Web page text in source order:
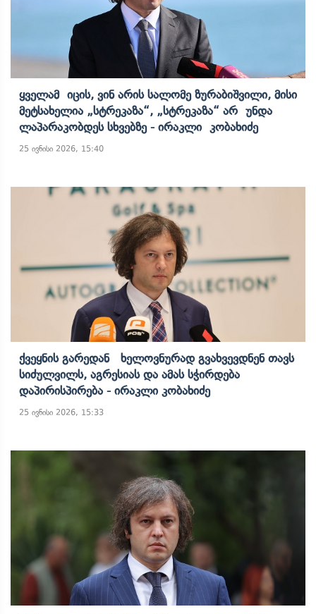
Ყველამ Იცის, Ვინ Არის Სალომე Ზურაბიშვილი, Მისი
Მეტსახელია „სტრეკაზა“, „სტრეკაზა“ Არ Უნდა
Ლაპარაკობდეს Სხვებზე - Ირაკლი Კობახიძე
25 ივნისი 2026, 15:40
Ქვეყნის Გარედან Ხელოვნურად Გვახვევდნენ Თავს
Სიძულვილს, Აგრესიას Და Ამას Სჭირდება
Დაპირისპირება - Ირაკლი Კობახიძე
25 ივნისი 2026, 15:33